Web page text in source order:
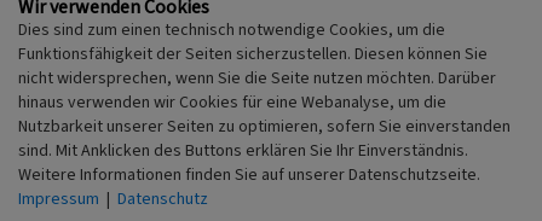
Holstein (12.-16. Jahrhundert)). Adlige wurden mit
entsprechenden Gebieten belehnt und beauftragt, diese
zu besiedeln und zu entwickeln. Zwar sind für die
Grafschaft Ratzeburg keine solche Verträge überliefert,
aber es ist davon auszugehen, dass auch im
Lauenburgischen adlige Familien mit Gebieten und
Dörfern belehnt wurden.
Wir verwenden Cookies
Dies sind zum einen technisch notwendige Cookies, um die
Funktionsfähigkeit der Seiten sicherzustellen. Diesen können Sie
nicht widersprechen, wenn Sie die Seite nutzen möchten. Darüber
hinaus verwenden wir Cookies für eine Webanalyse, um die
Nutzbarkeit unserer Seiten zu optimieren, sofern Sie einverstanden
sind. Mit Anklicken des Buttons erklären Sie Ihr Einverständnis.
Weitere Informationen finden Sie auf unserer Datenschutzseite.
Impressum | Datenschutz